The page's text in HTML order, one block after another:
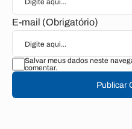
E-mail (Obrigatório)
Salvar meus dados neste
comentar.
Publicar